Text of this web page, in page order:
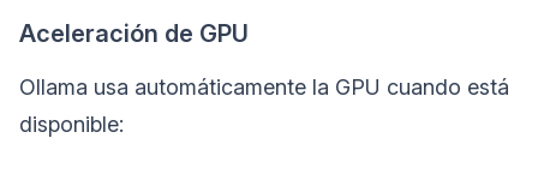
Aceleración de GPU
Ollama usa automáticamente la GPU cuando está
disponible: